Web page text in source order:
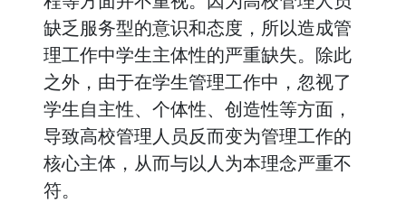
缺乏服务型的意识和态度，所以造成管
理工作中学生主体性的严重缺失。除此
之外，由于在学生管理工作中，忽视了
学生自主性、个体性、创造性等方面，
导致高校管理人员反而变为管理工作的
核心主体，从而与以人为本理念严重不
符。